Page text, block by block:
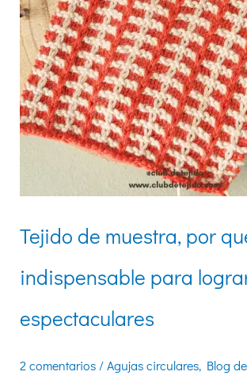
Tejido de muestra, por
indispensable para
espectaculares
2 comentarios /Agujas circulares, Blog
lograr
tejidos
espectaculares